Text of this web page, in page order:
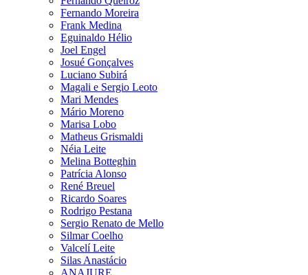
Fernando Moreira
Frank Medina
Eguinaldo Hélio
Joel Engel
Josué Gonçalves
Luciano Subirá
Magali e Sergio Leoto
Mari Mendes
Mário Moreno
Marisa Lobo
Matheus Grismaldi
Néia Leite
Melina Botteghin
Patrícia Alonso
René Breuel
Ricardo Soares
Rodrigo Pestana
Sergio Renato de Mello
Silmar Coelho
Valcelí Leite
Silas Anastácio
ANAJURE